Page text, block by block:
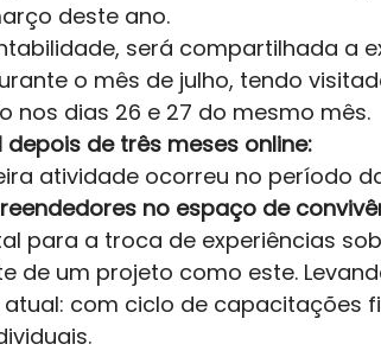
deste ano.
será compartilhada a
o mês de julho, tendo
nos dias 26 e 27 do mesmo mês.
de três meses online:
atividade ocorreu no período
no espaço de
para a troca de experiências
de um projeto como este.
com ciclo de capacitações